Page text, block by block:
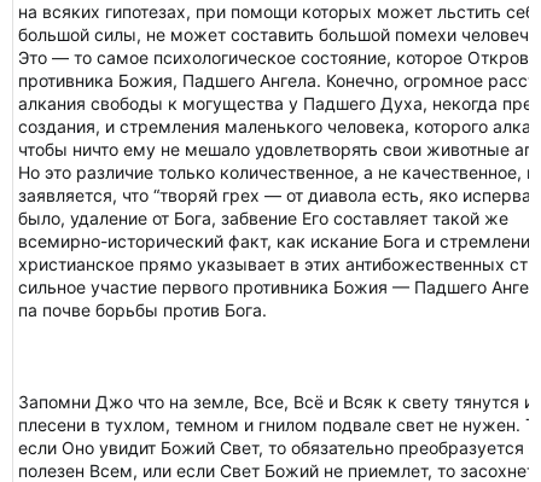
на всяких гипотезах, при помощи которых может льстить
большой силы, не может составить большой помехи
Это — то самое психологическое состояние, которое
противника Божия, Падшего Ангела. Конечно, огромное
алкания свободы к могущества у Падшего Духа, некогда
создания, и стремления маленького человека, которого
чтобы ничто ему не мешало удовлетворять свои животные
Но это различие только количественное, а не качественное,
заявляется, что “творяй грех — от диавола есть, яко
было, удаление от Бога, забвение Его составляет такой же
всемирно-исторический факт, как искание Бога и
христианское прямо указывает в этих антибожественных
сильное участие первого противника Божия — Падшего
па почве борьбы против Бога.
Запомни Джо что на земле, Все, Всё и Всяк к свету тянутся и
плесени в тухлом, темном и гнилом подвале свет не нужен.
если Оно увидит Божий Свет, то обязательно преобразуется
полезен Всем, или если Свет Божий не приемлет, то засохнет